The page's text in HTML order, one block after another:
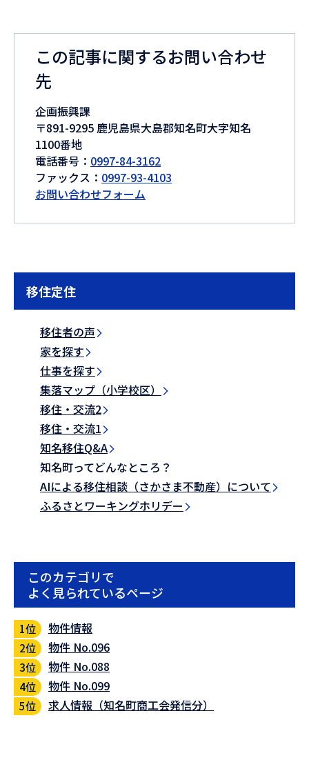
この記事に関するお問い合わせ
先
企画振興課
〒891-9295 鹿児島県大島郡知名町大字知名
1100番地
電話番号： 0997-84-3162
ファックス： 0997-93-4103
お問い合わせフォーム
移住定住
移住者の声
家を探す
仕事を探す
集落マップ（小学校区）
移住・交流2
移住・交流1
知名移住Q&A
知名町ってどんなところ？
AIによる移住相談（さかさま不動産）について
ふるさとワーキングホリデー
このカテゴリで
よく見られているページ
物件情報
物件 No.096
物件 No.088
物件 No.099
求人情報（知名町商工会発信分）